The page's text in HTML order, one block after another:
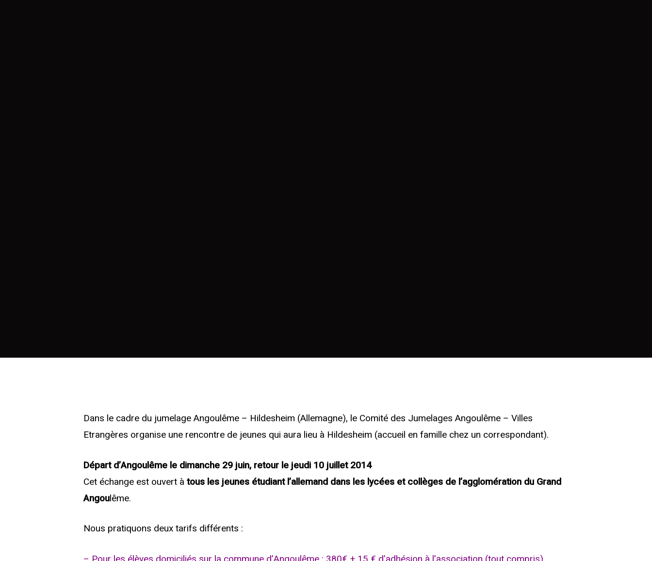
Dans le cadre du jumelage Angoulême – Hildesheim (Allemagne), le Comité des Jumelages Angoulême – Villes
Etrangères organise une rencontre de jeunes qui aura lieu à Hildesheim (accueil en famille chez un correspondant).
Départ d’Angoulême le dimanche 29 juin, retour le jeudi 10 juillet 2014
Cet échange est ouvert à tous les jeunes étudiant l’allemand dans les lycées et collèges de l’agglomération du Grand
Angoulême.
Nous pratiquons deux tarifs différents :